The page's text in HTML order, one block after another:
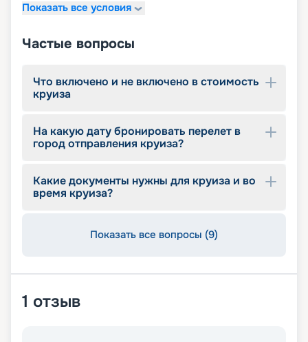
Показать все условия
Частые вопросы
Что включено и не включено в стоимость
круиза
На какую дату бронировать перелет в
город отправления круиза?
Какие документы нужны для круиза и во
время круиза?
Показать все вопросы (9)
1 отзыв